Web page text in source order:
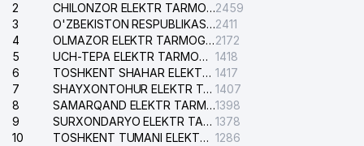
2
CHILONZOR ELEKTR TARMOG'I NOSOZLIK XIZMATI2459
3
O'ZBEKISTON RESPUBLIKASI BOSH PROKURATURASI ISHONCH TELEFONI2411
4
OLMAZOR ELEKTR TARMOG'I NOSOZLIKLARI XIZMATI2172
5
UCH-TEPA ELEKTR TARMOG'I NOSOZLIKLARI XIZMATI 1418
6
TOSHKENT SHAHAR ELEKTR TARMOQLARI KORXONASI AJ 1417
7
SHAYXONTOHUR ELEKTR TARMOG'I NOSOZLIKLARINI TUZATISH XIZMATI 1407
8
SAMARQAND ELEKTR TARMOQLARI AJ1398
9
SURXONDARYO ELEKTR TARMOQLARI AJ 1378
10
TOSHKENT TUMANI ELEKTR TARMOG'I AVARIYA XIZMATI 1286